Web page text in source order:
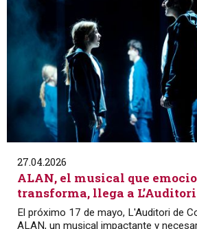
27.04.2026
ALAN, el musical que
transforma, llega a L’Auditori
El próximo 17 de mayo, L'Auditori de
ALAN, un musical impactante y